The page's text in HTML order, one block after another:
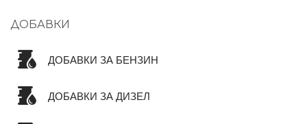
ДОБАВКИ
ДОБАВКИ ЗА БЕНЗИН
ДОБАВКИ ЗА ДИЗЕЛ